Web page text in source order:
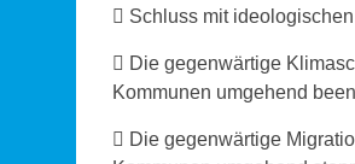
 Schluss mit
 Die gegenwärtige
Kommunen umgehend
 Die gegenwärtige